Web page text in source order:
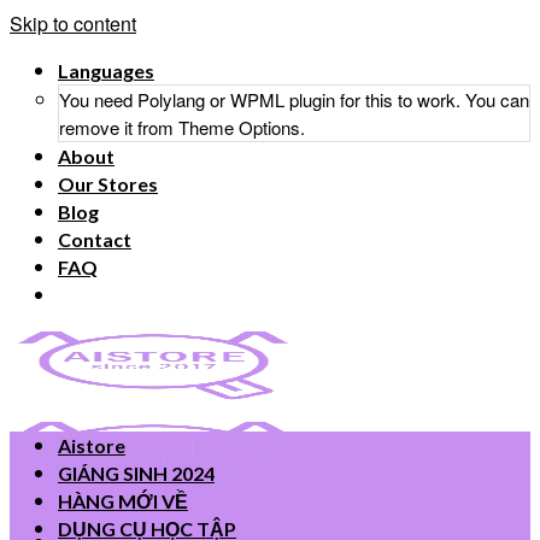
Skip to content
Languages
You need Polylang or WPML plugin for this to work. You can
remove it from Theme Options.
About
Our Stores
Blog
Contact
FAQ
Aistore
GIÁNG SINH 2024
HÀNG MỚI VỀ
DỤNG CỤ HỌC TẬP